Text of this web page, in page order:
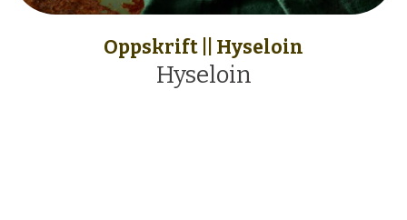
Oppskrift || Hyseloin
Hyseloin